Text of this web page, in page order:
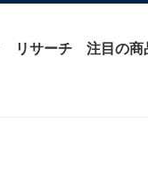
リサーチ 注目の商